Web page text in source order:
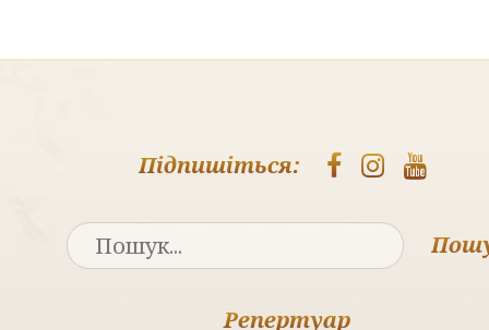
Підпишіться:
Репертуар